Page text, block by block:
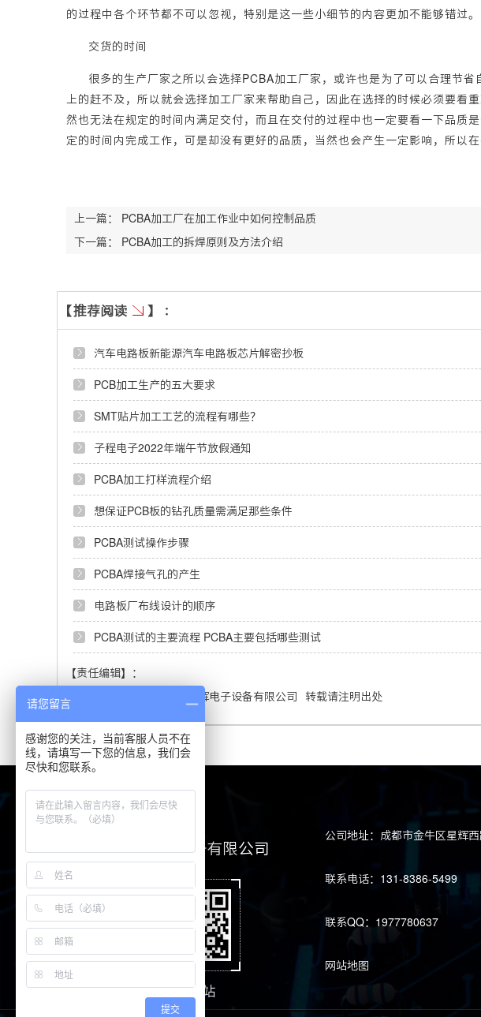
的过程中各个环节都不可以忽视，特别是这一些小细节的内容更加不能够错过。
交货的时间
很多的生产厂家之所以会选择PCBA加工厂家，或许也是为了可以合理节
上的赶不及，所以就会选择加工厂家来帮助自己，因此在选择的时候必须要看
然也无法在规定的时间内满足交付，而且在交付的过程中也一定要看一下品质
定的时间内完成工作，可是却没有更好的品质，当然也会产生一定影响，所以
上一篇： PCBA加工厂在加工作业中如何控制品质
下一篇： PCBA加工的拆焊原则及方法介绍
汽车电路板新能源汽车电路板芯片解密抄板
PCB加工生产的五大要求
SMT贴片加工工艺的流程有哪些？
子程电子2022年端午节放假通知
PCBA加工打样流程介绍
想保证PCB板的钻孔质量需满足那些条件
PCBA测试操作步骤
PCBA焊接气孔的产生
电路板厂布线设计的顺序
PCBA测试的主要流程 PCBA主要包括哪些测试
【责任编辑】：
【版权所有】： 成都子程新辉电子设备有限公司 转载请注明出处
成都子程新辉电子设备有限公司
公众号 手机网站
公司地址：成都市金牛区星辉
联系电话：131-8386-5499
联系QQ：1977780637
网站地图
请您留言
感谢您的关注，当前客服人员不在
线，请填写一下您的信息，我们会
尽快和您联系。
提交